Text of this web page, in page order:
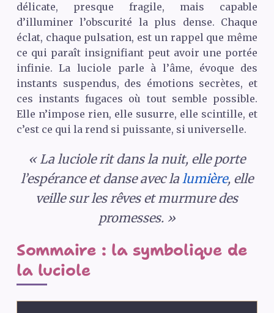
délicate, presque fragile, mais capable
d’illuminer l’obscurité la plus dense. Chaque
éclat, chaque pulsation, est un rappel que même
ce qui paraît insignifiant peut avoir une portée
infinie. La luciole parle à l’âme, évoque des
instants suspendus, des émotions secrètes, et
ces instants fugaces où tout semble possible.
Elle n’impose rien, elle susurre, elle scintille, et
c’est ce qui la rend si puissante, si universelle.
« La luciole rit dans la nuit, elle porte
l’espérance et danse avec lalumière, elle
veille sur les rêves et murmure des
promesses. »
Sommaire : la symbolique de
la luciole